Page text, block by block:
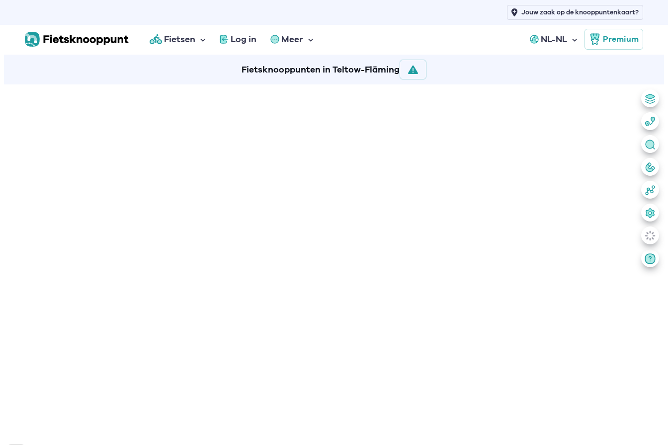
Fietsen Log in Meer NL-NL Premium
Jouw zaak op de knooppuntenkaart?
Fietsknooppunten in Teltow-Fläming